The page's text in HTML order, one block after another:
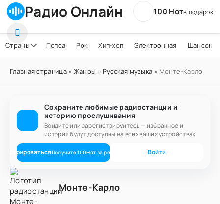
Радио Онлайн 100 Нотв подарок
Страны Попса Рок Хип-хоп Электронная Шансон
Главная страница» Жанры » Русская музыка » Монте-Карло
Сохраните любимые радиостанции и
историю прослушивания
Войдите или зарегистрируйтесь — избранное и
история будут доступны на всех ваших устройствах.
Получите100Нот за регистрацию Войти
Монте-Карло